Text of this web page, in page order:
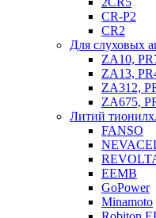
CR-P2
CR2
Для слуховых
ZA10,
ZA13,
ZA312,
ZA675,
Литий
FANSO
EEMB
GoPower
Minamoto